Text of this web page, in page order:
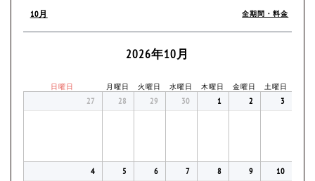
10月 全期間・料金
2026年10月
日曜日 月曜日 火曜日 水曜日 木曜日 金曜日 土曜日
27 28 29 30 1 2 3
4 5 6 7 8 9 10